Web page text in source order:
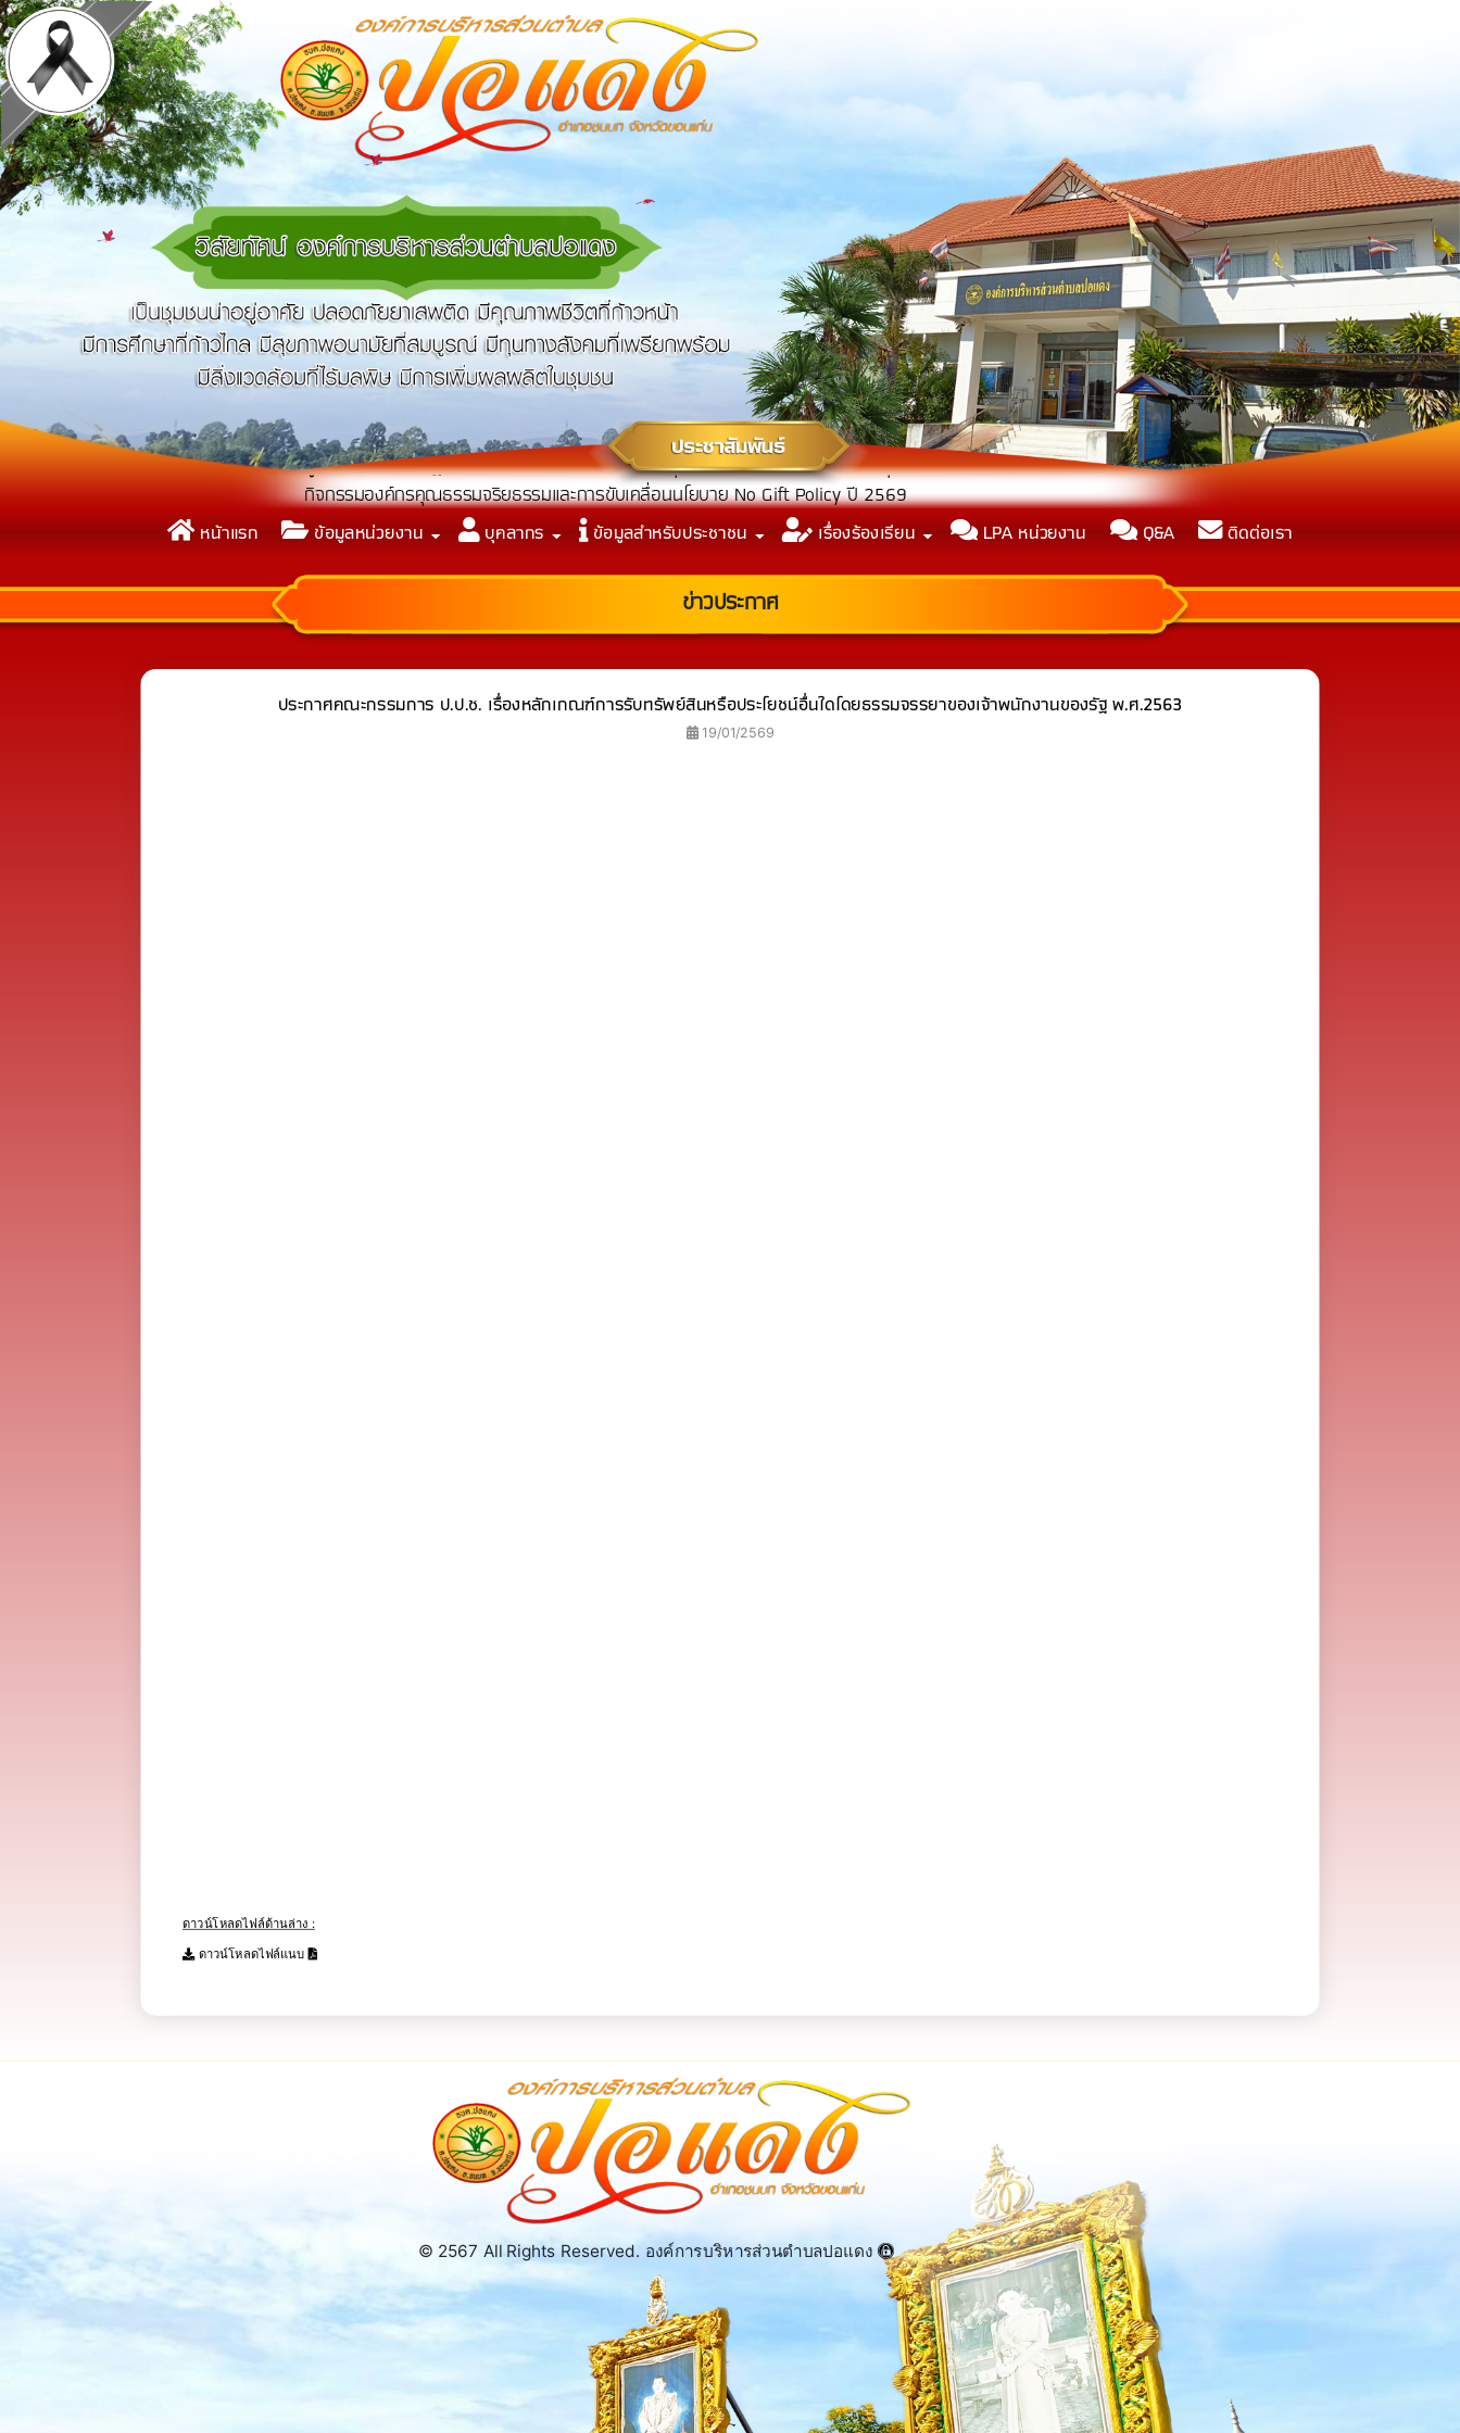
กิจกรรมเพื่อยกระดับการประเมินคุณธรรมและความโปร่งใสในการดำเนินงาน ประจำปีงบประมาณ พ.ศ.2569
รายงานการวิเคราะห์ผลการประเมิน ITA 2568 เพื่อนำไปสู่การพัฒนาและยกระดับผลการประเมิน ITA ในปี 2569
กิจกรรมองค์กรคุณธรรมจริยธรรมและการขับเคลื่อนนโยบาย No Gift Policy ปี 2569
คู่มือแนวทางการปฏิบัติการจัดการเรื่องร้องเรียนการทุจริตและประพฤติมิชอบ(ปรับปรุง)
หน้าแรก ข้อมูลหน่วยงาน บุคลากร ข้อมูลสำหรับประชาชน เรื่องร้องเรียน LPA หน่วยงาน Q&A ติดต่อเรา
ข่าวประกาศ
ประกาศคณะกรรมการ ป.ป.ช. เรื่องหลักเกณฑ์การรับทรัพย์สินหรือประโยชน์อื่นใดโดยธรรมจรรยาของเจ้าพนักงานของรัฐ พ.ศ.2563
19/01/2569
ดาวน์โหลดไฟล์ด้านล่าง :
ดาวน์โหลดไฟล์แนบ
© 2567 All Rights Reserved. องค์การบริหารส่วนตำบลปอแดง